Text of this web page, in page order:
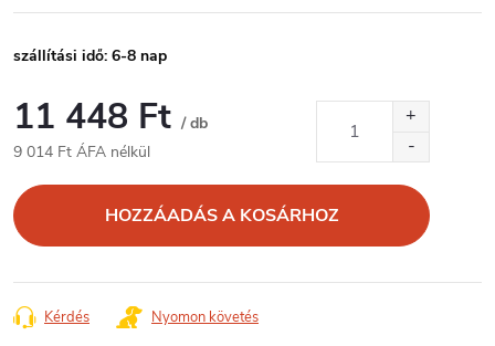
szállítási idő: 6-8 nap
11 448 Ft / db
9 014 Ft ÁFA nélkül
HOZZÁADÁS A KOSÁRHOZ
Kérdés Nyomon követés